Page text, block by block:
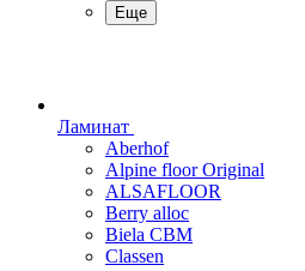
Еще
Ламинат
Aberhof
Alpine floor Original
ALSAFLOOR
Berry alloc
Biela CBM
Classen